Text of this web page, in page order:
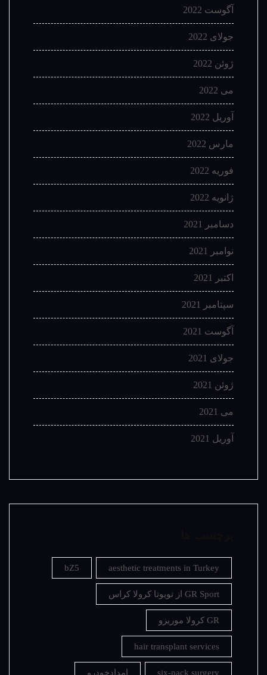
آگوست 2022
جولای 2022
ژوئن 2022
می 2022
آوریل 2022
مارس 2022
فوریه 2022
ژانویه 2022
دسامبر 2021
نوامبر 2021
اکتبر 2021
سپتامبر 2021
آگوست 2021
جولای 2021
ژوئن 2021
می 2021
آوریل 2021
aesthetic treatments in Turkey
bZ5
GR Sport از تویوتا کرولا کراس
GR کرولا موریزو
hair transplant services
six-pack surgery امدادخودرو